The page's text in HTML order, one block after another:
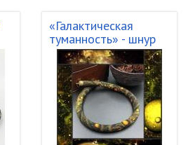
«Галактическая
туманность» - шнур